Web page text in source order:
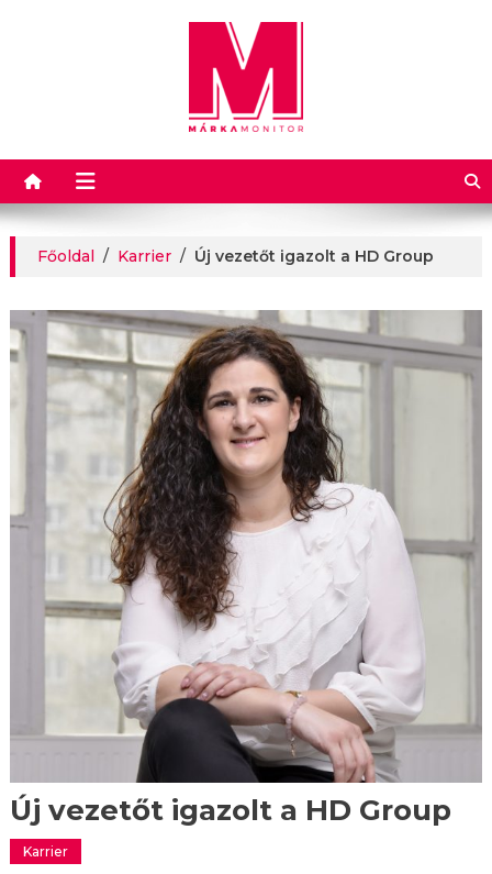
Márkamonitor
Főoldal / Karrier / Új vezetőt igazolt a HD Group
Új vezetőt igazolt a HD Group
Karrier